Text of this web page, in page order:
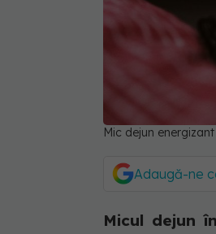
Mic dejun energizant
Adaugă-ne
Micul dejun